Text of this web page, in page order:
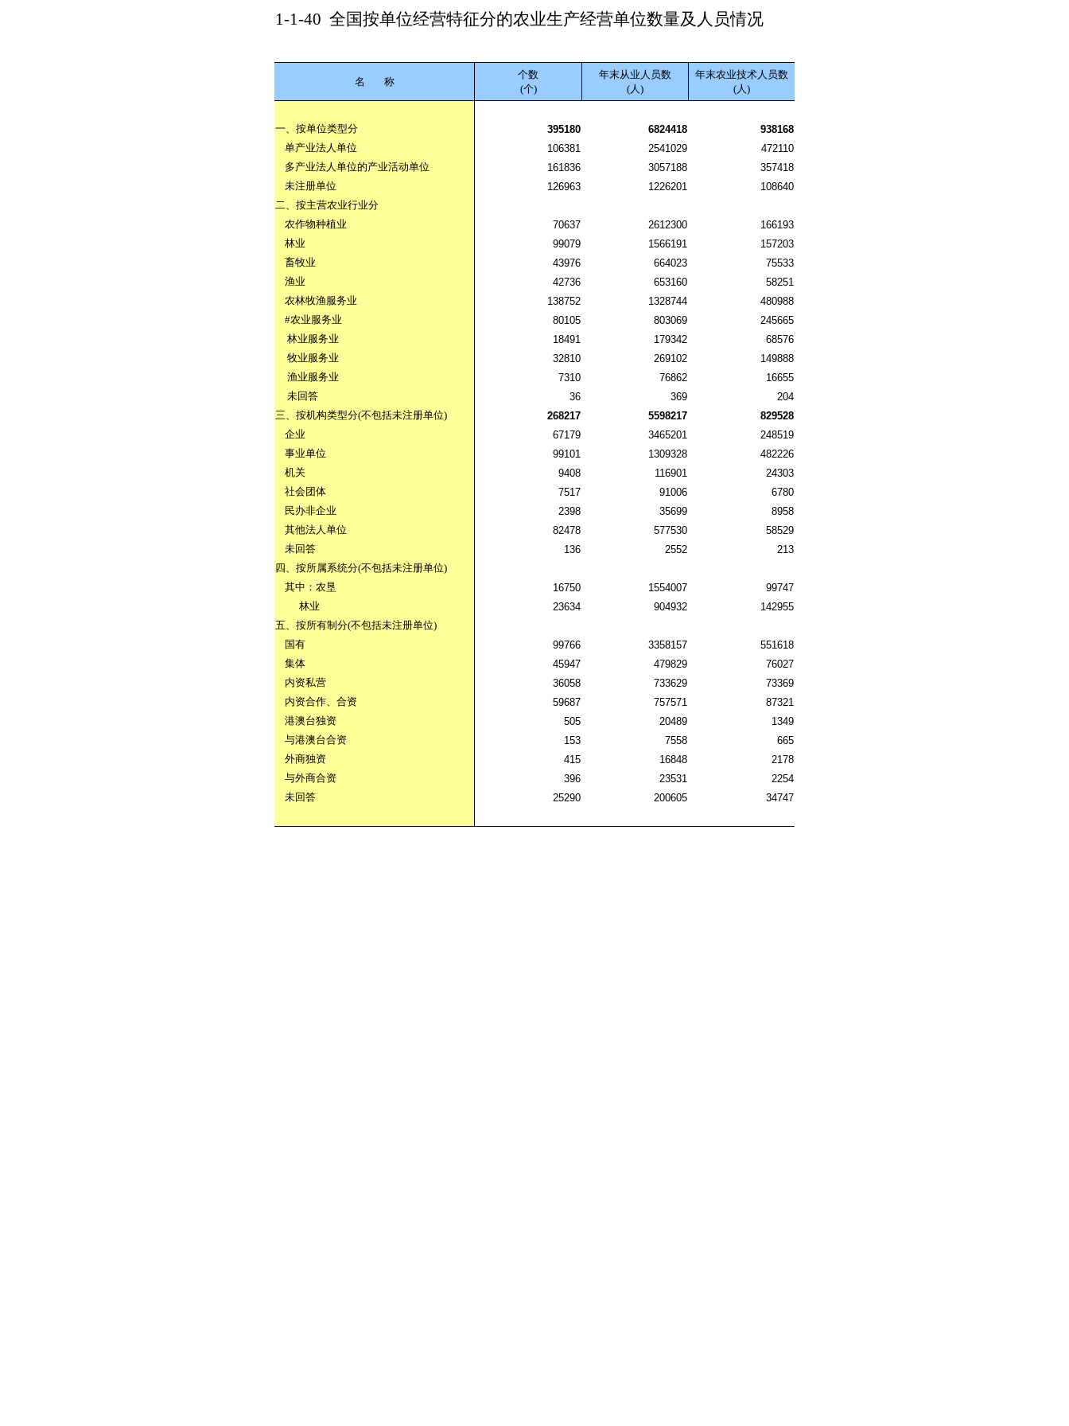
1-1-40 全国按单位经营特征分的农业生产经营单位数量及人员情况
名 称
个数
(个)
年末从业人员数
(人)
年末农业技术人员数
(人)
一、按单位类型分 395180 6824418
938168
单产业法人单位
106381 2541029
472110
多产业法人单位的产业活动单位
161836 3057188
357418
未注册单位
126963 1226201
108640
二、按主营农业行业分
农作物种植业
70637 2612300
166193
林业
99079 1566191
157203
畜牧业
43976 664023
75533
渔业
42736 653160
58251
农林牧渔服务业
138752 1328744
480988
#农业服务业 80105 803069
245665
林业服务业
18491 179342
68576
牧业服务业
32810 269102
149888
渔业服务业
7310 76862
16655
未回答
36 369
204
三、按机构类型分(不包括未注册单位) 268217 5598217
829528
企业
67179 3465201
248519
事业单位
99101 1309328
482226
机关
9408 116901
24303
社会团体
7517 91006
6780
民办非企业
2398 35699
8958
其他法人单位
82478 577530
58529
未回答
136 2552
213
四、按所属系统分(不包括未注册单位)
其中：农垦
16750 1554007
99747
林业
23634 904932
142955
五、按所有制分(不包括未注册单位)
国有
99766 3358157
551618
集体
45947 479829
76027
内资私营
36058 733629
73369
内资合作、合资
59687 757571
87321
港澳台独资
505 20489
1349
与港澳台合资
153 7558
665
外商独资
415 16848
2178
与外商合资
396 23531
2254
未回答
25290 200605 34747